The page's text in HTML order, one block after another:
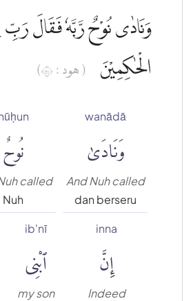
وَنَادٰى نُوْحٌ رَّبَّهٗ فَقَالَ
الْحٰكِمِيْنَ
( هود : ٤٥)
wanādā
وَنَادَىٰ
And Nuh called
dan berseru
نُوحٌ
called
Nuh
inna
إِنَّ
Indeed
ib'nī
ٱبْنِى
my son